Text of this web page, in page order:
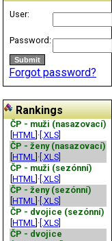
User:
Password:
Forgot password?
Rankings
ČP - muži (nasazovací)
HTML ]· [.XLS]
ČP - ženy (nasazovací)
HTML ]· [.XLS]
ČP - muži (sezónní)
HTML ]· [.XLS]
ČP - ženy (sezónní)
HTML ]· [.XLS]
ČP - dvojice (sezónní)
HTML ]· [.XLS]
ČP - dvojice